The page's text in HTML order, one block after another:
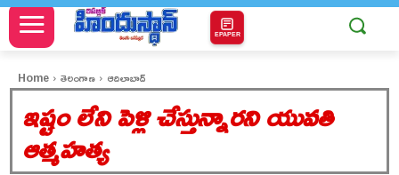
EPAPER
Home తెలంగాణ ఆదిలాబాద్
ఇష్టం లేని పెళ్లి చేస్తున్నారని యువతి
ఆత్మహత్య